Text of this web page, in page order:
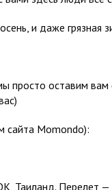
и даже грязная
просто оставим вам
сайта Momondo):
Таиланд. Перелет —